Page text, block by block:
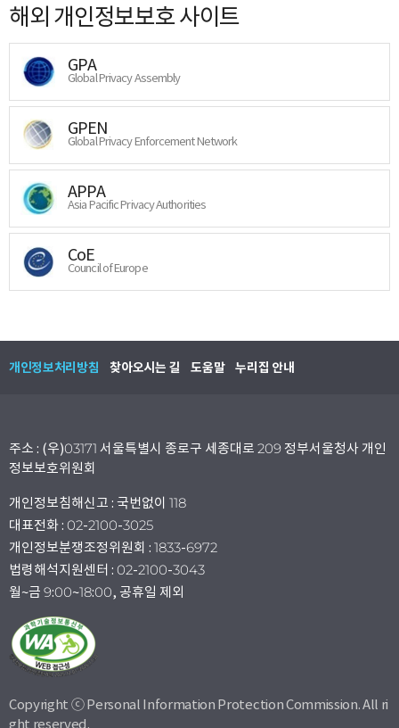
해외 개인정보보호 사이트
GPA
Global Privacy Assembly
GPEN
Global Privacy Enforcement Network
APPA
Asia Pacific Privacy Authorities
CoE
Council of Europe
개인정보처리방침 찾아오시는 길 도움말 누리집 안내
주소 : (우)03171 서울특별시 종로구 세종대로 209 정부서울청사 개인
정보보호위원회
개인정보침해신고 : 국번없이 118
대표전화 : 02-2100-3025
개인정보분쟁조정위원회 : 1833-6972
법령해석지원센터 : 02-2100-3043
월~금 9:00~18:00, 공휴일 제외
Copyright ⓒ Personal Information Protection Commission. All ri
ght reserved.